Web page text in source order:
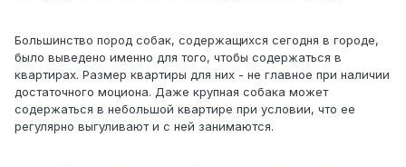
Большинство пород собак, содержащихся сегодня в городе,
было выведено именно для того, чтобы содержаться в
квартирах. Размер квартиры для них - не главное при наличии
достаточного моциона. Даже крупная собака может
содержаться в небольшой квартире при условии, что ее
регулярно выгуливают и с ней занимаются.